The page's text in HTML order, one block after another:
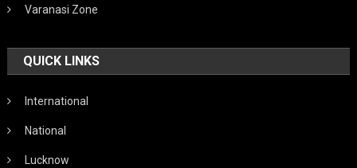
Varanasi Zone
QUICK LINKS
International
National
Lucknow